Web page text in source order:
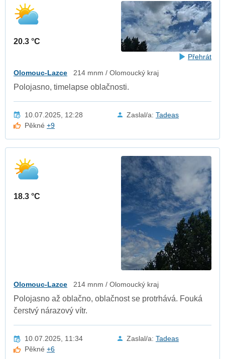
20.3 °C
Přehrát
Olomouc-Lazce 214 mnm / Olomoucký kraj
Polojasno, timelapse oblačnosti.
10.07.2025, 12:28 Zaslal/a: Tadeas
Pěkné+9
18.3 °C
Olomouc-Lazce 214 mnm / Olomoucký kraj
Polojasno až oblačno, oblačnost se protrhává. Fouká
čerstvý nárazový vítr.
10.07.2025, 11:34 Zaslal/a: Tadeas
Pěkné+6